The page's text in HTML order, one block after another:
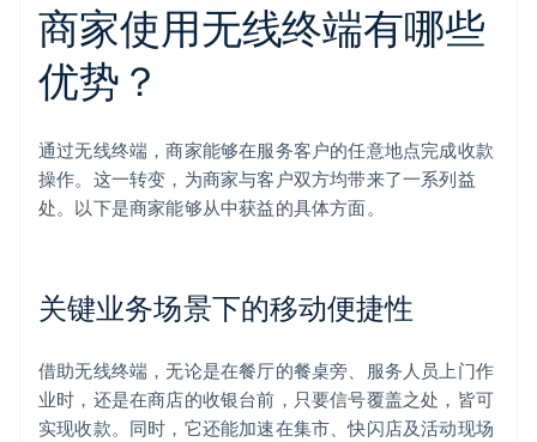
商家使用无线终端有哪些
优势？
通过无线终端，商家能够在服务客户的任意地点完成收款
操作。这一转变，为商家与客户双方均带来了一系列益
处。以下是商家能够从中获益的具体方面。
关键业务场景下的移动便捷性
借助无线终端，无论是在餐厅的餐桌旁、服务人员上门作
业时，还是在商店的收银台前，只要信号覆盖之处，皆可
实现收款。同时，它还能加速在集市、快闪店及活动现场